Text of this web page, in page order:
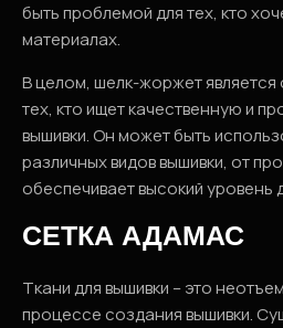
быть проблемой для тех, кто
материалах.
В целом, шелк-жоржет
тех, кто ищет качественную и
вышивки. Он может быть
различных видов вышивки, от
обеспечивает высокий уровень
СЕТКА АДАМАС
Ткани для вышивки – это
процессе создания вышивки.